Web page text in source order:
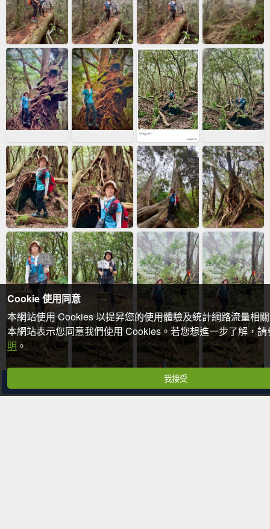
分享
Cookie 使用同意
本網站使用 Cookies 以提昇您的使用體驗及統計網路流量相
本網站表示您同意我們使用 Cookies。若您想進一步了解，
明 。
我接受